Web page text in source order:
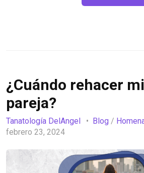
¿Cuándo rehacer
pareja?
Tanatología DelAngel Blog /
febrero 23, 2024